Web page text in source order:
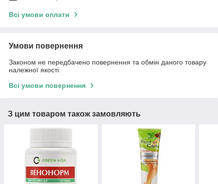
Всі умови оплати
Умови повернення
Законом не передбачено повернення та обмін даного товару
належної якості
Всі умови повернення
З цим товаром також замовляють